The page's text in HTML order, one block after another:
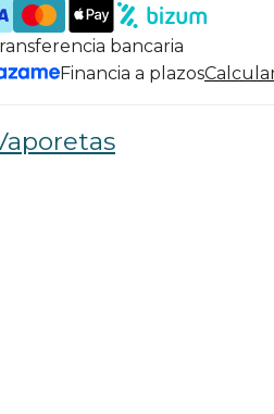
bancaria
Financia a plazos